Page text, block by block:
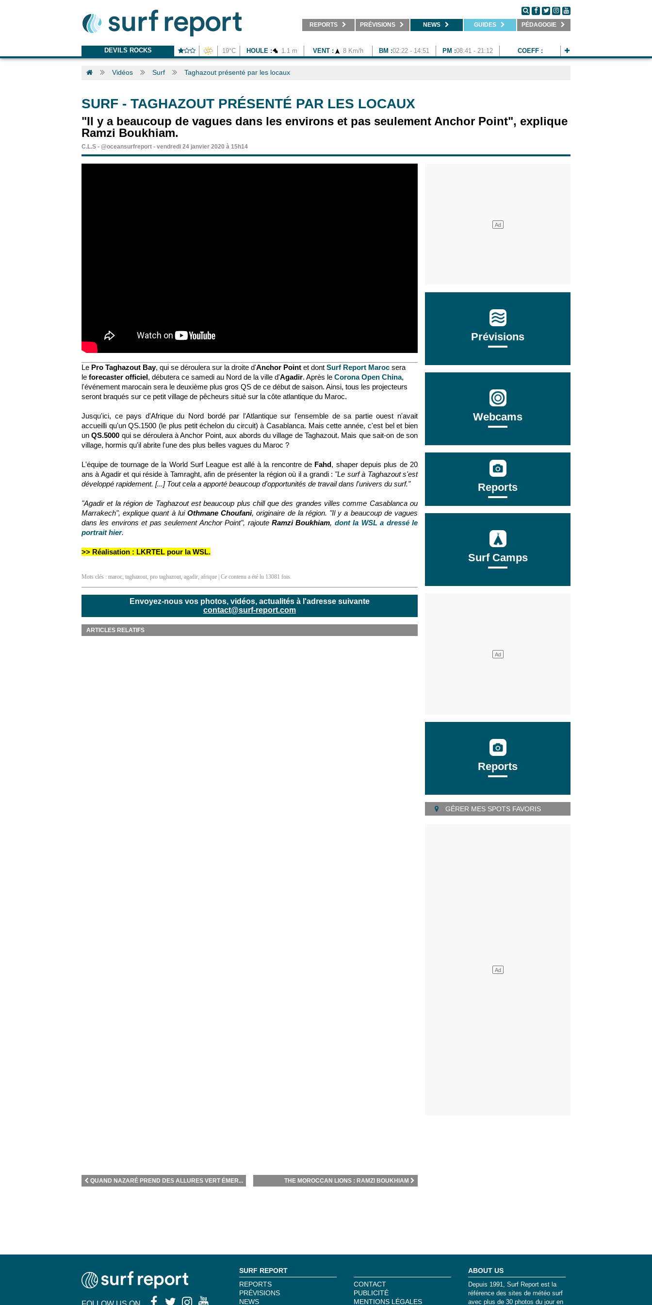
REPORTS PRÉVISIONS NEWS GUIDES PÉDAGOGIE
DEVILS ROCKS 19°C HOULE : 1.1 m VENT : 8 Km/h BM :02:22 - 14:51 PM :08:41 - 21:12 COEFF :
Vidéos Surf Taghazout présenté par les locaux
SURF - TAGHAZOUT PRÉSENTÉ PAR LES LOCAUX
"Il y a beaucoup de vagues dans les environs et pas seulement Anchor Point", explique
Ramzi Boukhiam.
C.L.S - @oceansurfreport - vendredi 24 janvier 2020 à 15h14
Le Pro Taghazout Bay, qui se déroulera sur la droite d'Anchor Point et dont Surf Report Maroc sera
le forecaster officiel, débutera ce samedi au Nord de la ville d'Agadir. Après le Corona Open China,
l'événement marocain sera le deuxième plus gros QS de ce début de saison. Ainsi, tous les projecteurs
seront braqués sur ce petit village de pêcheurs situé sur la côte atlantique du Maroc.
Jusqu'ici, ce pays d'Afrique du Nord bordé par l'Atlantique sur l'ensemble de sa partie ouest n'avait
accueilli qu'un QS.1500 (le plus petit échelon du circuit) à Casablanca. Mais cette année, c'est bel et bien
unQS.5000 qui se déroulera à Anchor Point, aux abords du village de Taghazout. Mais que sait-on de son
village, hormis qu'il abrite l'une des plus belles vagues du Maroc ?
L'équipe de tournage de la World Surf League est allé à la rencontre de Fahd, shaper depuis plus de 20
ans à Agadir et qui réside à Tamraght, afin de présenter la région où il a grandi : "Le surf à Taghazout s'est
développé rapidement. [...] Tout cela a apporté beaucoup d'opportunités de travail dans l'univers du surf."
"Agadir et la région de Taghazout est beaucoup plus chill que des grandes villes comme Casablanca ou
Marrakech", explique quant à lui Othmane Choufani, originaire de la région. "Il y a beaucoup de vagues
dans les environs et pas seulement Anchor Point", rajoute Ramzi Boukhiam, dont la WSL a dressé le
portrait hier.
>> Réalisation : LKRTEL pour la WSL.
Mots clés : maroc, taghazout, pro taghazout, agadir, afrique | Ce contenu a été lu 13081 fois.
Envoyez-nous vos photos, vidéos, actualités à l'adresse suivante
contact@surf-report.com
ARTICLES RELATIFS
THE MOROCCAN LIONS : RAMZI BOUKHIAM
QUAND NAZARÉ PREND DES ALLURES VERT ÉMER...
Prévisions
Webcams
Reports
Surf Camps
Reports
GÉRER MES SPOTS FAVORIS
SURF REPORT
REPORTS
PRÉVISIONS
NEWS
CONTACT
PUBLICITÉ
MENTIONS LÉGALES
ABOUT US
Depuis 1991, Surf Report est la
référence des sites de météo surf
avec plus de 30 photos du jour en